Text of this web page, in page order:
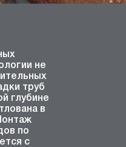
не
труб
глубине
в
по
с